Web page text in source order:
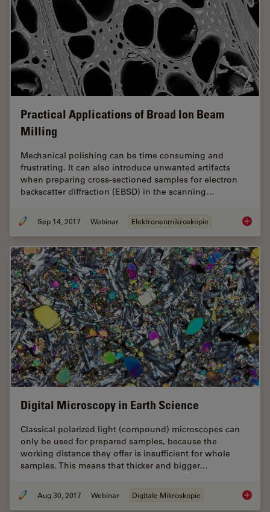
Practical Applications of Broad Ion Beam
Milling
Mechanical polishing can be time consuming and
frustrating. It can also introduce unwanted artifacts
when preparing cross-sectioned samples for electron
backscatter diffraction (EBSD) in the scanning…
Sep 14, 2017 Webinar Elektronenmikroskopie
Digital Microscopy in Earth Science
Classical polarized light (compound) microscopes can
only be used for prepared samples, because the
working distance they offer is insufficient for whole
samples. This means that thicker and bigger…
Aug 30, 2017 Webinar Digitale Mikroskopie Digital